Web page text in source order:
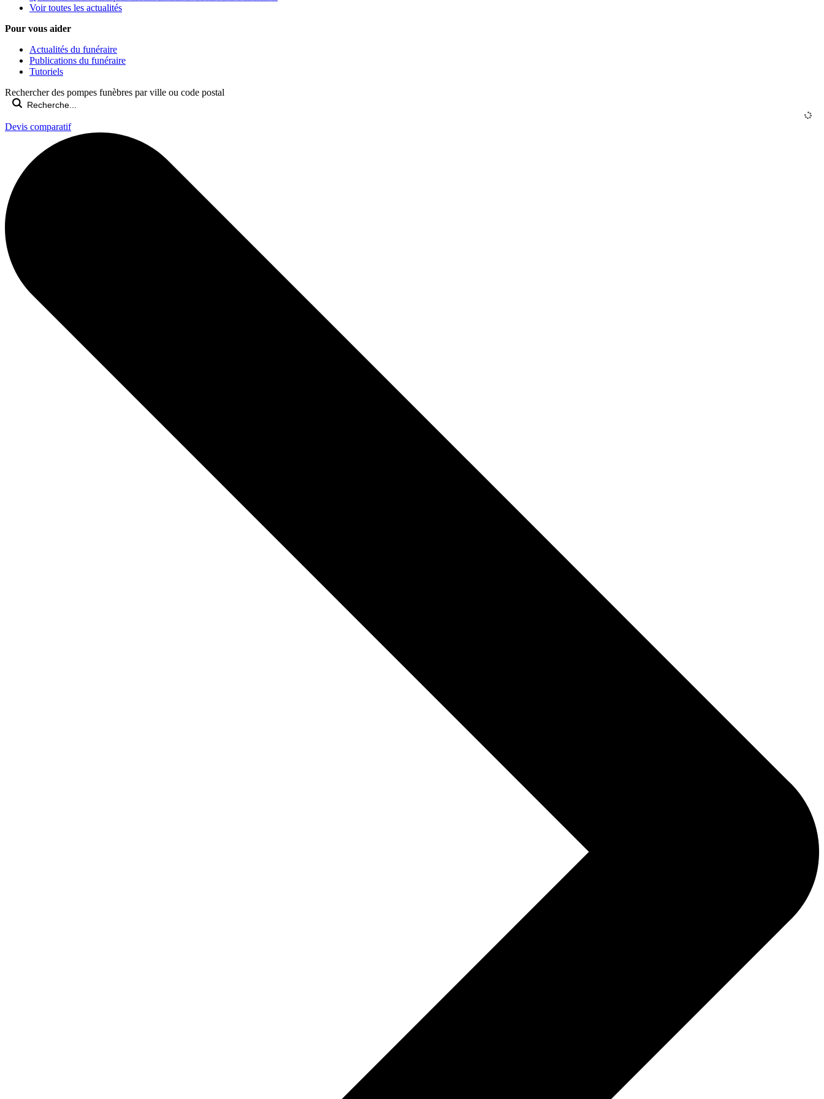
Voir toutes les actualités
Pour vous aider
Actualités du funéraire
Publications du funéraire
Tutoriels
Rechercher des pompes funèbres par ville ou code postal
Devis comparatif